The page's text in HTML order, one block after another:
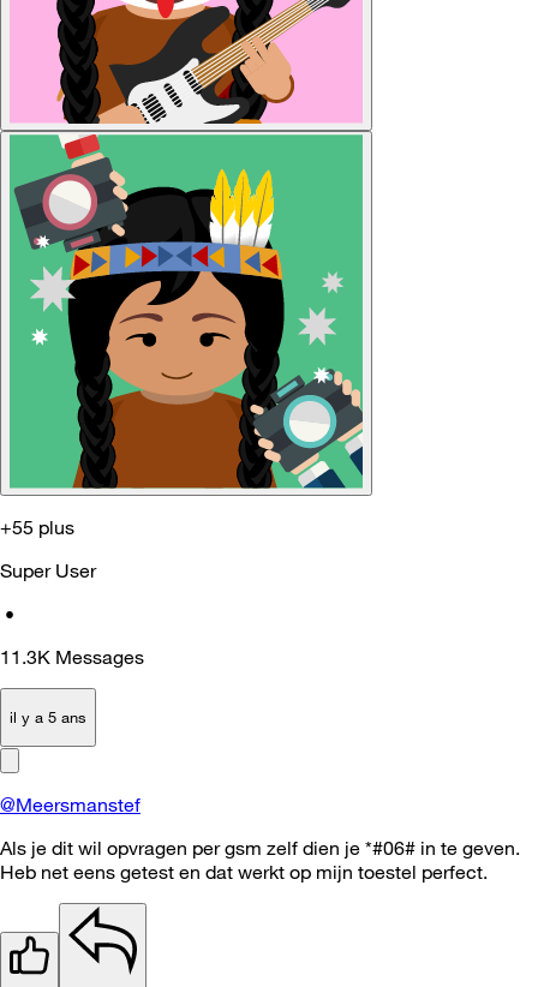
+55 plus
Super User
•
11.3K Messages
il y a 5 ans
@Meersmanstef
Als je dit wil opvragen per gsm zelf dien je *#06# in te geven.
Heb net eens getest en dat werkt op mijn toestel perfect.